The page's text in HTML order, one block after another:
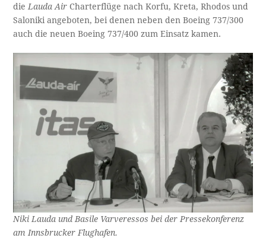
die Lauda AirCharterflüge nach Korfu, Kreta, Rhodos und
Saloniki angeboten, bei denen neben den Boeing 737/300
auch die neuen Boeing 737/400 zum Einsatz kamen.
Niki Lauda und Basile Varveressos bei der Pressekonferenz
am Innsbrucker Flughafen.